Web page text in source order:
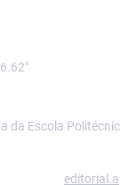
da Escola